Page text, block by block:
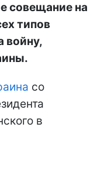
совещание на
типов
войну,
со
в